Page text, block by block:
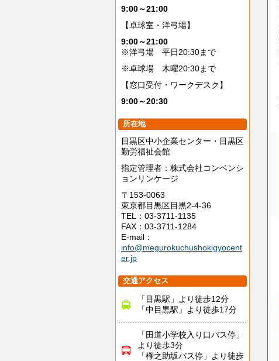
9:00～21:00
【卓球室・洋弓場】
9:00～21:00
※洋弓場 平日20:30まで
※卓球場 木曜20:30まで
【窓口受付・ワークデスク】
9:00～20:30
所在地
目黒区中小企業センター・目黒区
勤労福祉会館
指定管理者：株式会社コンベンシ
ョンリンケージ
〒153-0063
東京都目黒区目黒2-4-36
TEL：03-3711-1135
FAX：03-3711-1284
E-mail：
info@megurokuchushokigyocent
er.jp
交通アクセス
「目黒駅」より徒歩12分
「中目黒駅」より徒歩17分
「田道小学校入り口バス停」
より徒歩3分
「権之助坂バス停」より徒歩